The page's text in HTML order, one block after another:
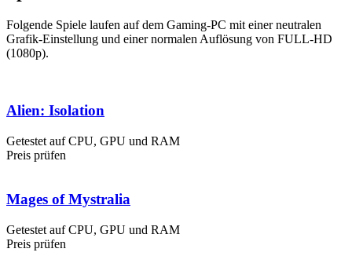
Folgende Spiele laufen auf dem Gaming-PC mit einer neutralen
Grafik-Einstellung und einer normalen Auflösung von FULL-HD
(1080p).
Alien: Isolation
Getestet auf CPU, GPU und RAM
Preis prüfen
Mages of Mystralia
Getestet auf CPU, GPU und RAM
Preis prüfen